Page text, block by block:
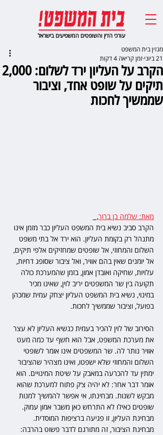
עורכי הדין והשופטים המשפיעים בישראל
הקרב על העליון ירד לשלום: 2,000
תיקים על שופט אחד, וציבור
שממשיך לחכות
מגזין בית המשפט
21 ביוני
זמן קריאה 4 דקות
מאת: שלמה בן ברוך,
הקרב סביב נשיא בית המשפט העליון כבר מזמן אינו
מתנהל רק בקומת העליון. הוא ירד אל בתי משפט
השלום והמחוזי, אל שופטים שמחזיקים אלפי תיקים,
אל יומנים שאין בהם אוויר, ואל ציבור שסופג דחיות,
עלויות, שחיקה ואובדן אמון, בזמן שהמערכת כולה
תקועה בין שר המשפטים יריב לוין, שאינו מכיר
במינוי, נשיא בית המשפט העליון יצחק עמית שמכהן
בפועל, וציבור שממשיך לחכות.
הסירוב של לוין להכיר בעמית כנשיא העליון לא עצר
את מערכת המשפט, אבל הוא חשף עד כמה מעט
אוויר נותר לה. שר המשפטים אינו אומר לשופטי
השלום והמחוזי שלא ישפטו, ואינו מצהיר שהציבור
ימתין עד להכרעה במאבק על שיטת המינויים. הוא
אומר דבר אחר: לא יהיה צ׳ק פתוח למערכת שהוא
מבקש לשנות. מבחינתו, אי אפשר להמשיך למנות
שופטים כאילו לא התרחש כאן משבר אמון עמוק.
מבחינת העליון, זו פגיעה ברציפות המוסדית.
מבחינת הציבור, זה מתורגם לדבר פשוט בהרבה: